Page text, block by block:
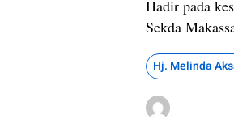
Hadir pada
Sekda
Hj. Melinda